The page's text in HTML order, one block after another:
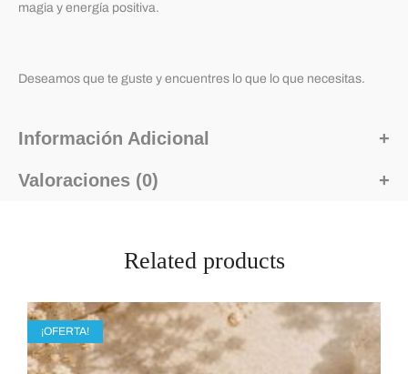
magia y energía positiva.
Deseamos que te guste y encuentres lo que lo que necesitas.
Información Adicional
Valoraciones (0)
Related products
¡OFERTA!